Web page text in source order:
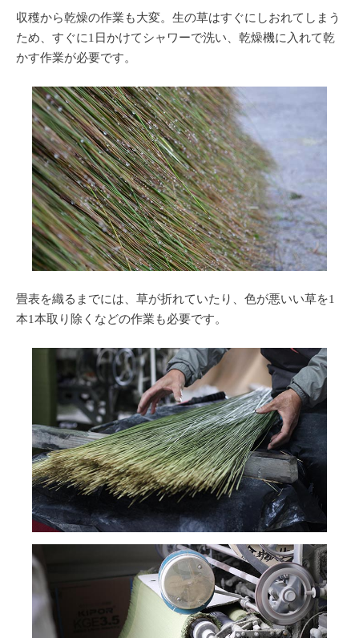
収穫から乾燥の作業も大変。生の草はすぐにしおれてしまう
ため、すぐに1日かけてシャワーで洗い、乾燥機に入れて乾
かす作業が必要です。
畳表を織るまでには、草が折れていたり、色が悪いい草を1
本1本取り除くなどの作業も必要です。